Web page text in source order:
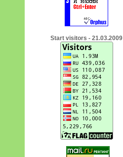
Start visitors - 21.03.2009